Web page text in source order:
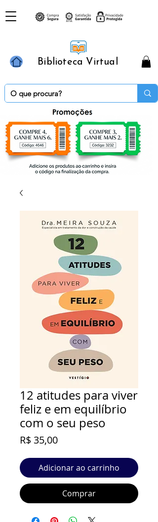
Biblioteca Virtual
12 atitudes para viver
feliz e em equilíbrio
com o seu peso
R$ 35,00Preço
Adicionar ao carrinho
Comprar